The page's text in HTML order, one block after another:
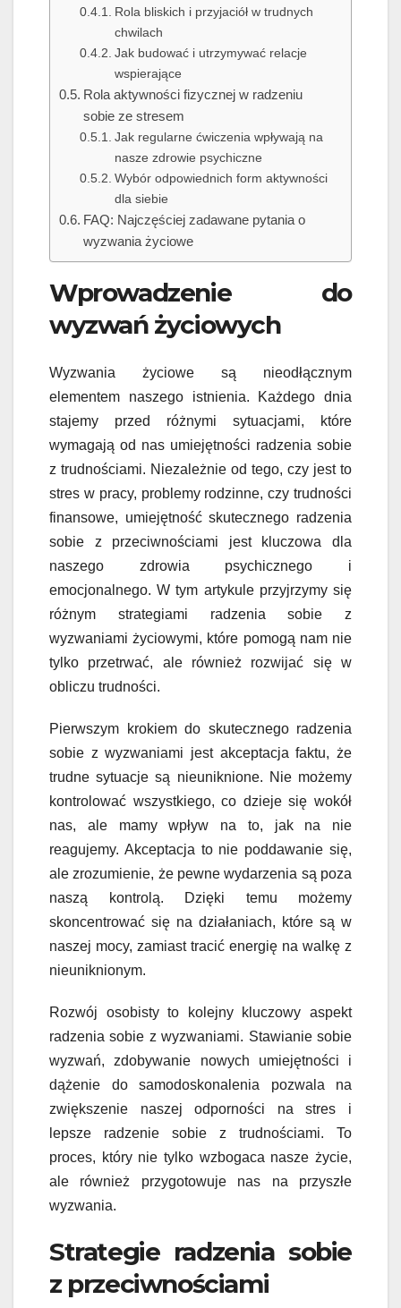
Rola bliskich i przyjaciół w trudnych
chwilach
Jak budować i utrzymywać relacje
wspierające
Rola aktywności fizycznej w radzeniu
sobie ze stresem
Jak regularne ćwiczenia wpływają na
nasze zdrowie psychiczne
Wybór odpowiednich form aktywności
dla siebie
FAQ: Najczęściej zadawane pytania o
wyzwania życiowe
Wprowadzenie do
wyzwań życiowych
Wyzwania życiowe są nieodłącznym
elementem naszego istnienia. Każdego dnia
stajemy przed różnymi sytuacjami, które
wymagają od nas umiejętności radzenia sobie
z trudnościami. Niezależnie od tego, czy jest to
stres w pracy, problemy rodzinne, czy trudności
finansowe, umiejętność skutecznego radzenia
sobie z przeciwnościami jest kluczowa dla
naszego zdrowia psychicznego i
emocjonalnego. W tym artykule przyjrzymy się
różnym strategiami radzenia sobie z
wyzwaniami życiowymi, które pomogą nam nie
tylko przetrwać, ale również rozwijać się w
obliczu trudności.
Pierwszym krokiem do skutecznego radzenia
sobie z wyzwaniami jest akceptacja faktu, że
trudne sytuacje są nieuniknione. Nie możemy
kontrolować wszystkiego, co dzieje się wokół
nas, ale mamy wpływ na to, jak na nie
reagujemy. Akceptacja to nie poddawanie się,
ale zrozumienie, że pewne wydarzenia są poza
naszą kontrolą. Dzięki temu możemy
skoncentrować się na działaniach, które są w
naszej mocy, zamiast tracić energię na walkę z
nieuniknionym.
Rozwój osobisty to kolejny kluczowy aspekt
radzenia sobie z wyzwaniami. Stawianie sobie
wyzwań, zdobywanie nowych umiejętności i
dążenie do samodoskonalenia pozwala na
zwiększenie naszej odporności na stres i
lepsze radzenie sobie z trudnościami. To
proces, który nie tylko wzbogaca nasze życie,
ale również przygotowuje nas na przyszłe
wyzwania.
Strategie radzenia sobie
z przeciwnościami